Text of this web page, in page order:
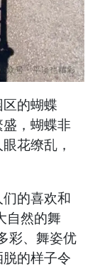
的蝴蝶
，蝴蝶非
花缭乱，
的喜欢和
自然的舞
彩、舞姿优
的样子令